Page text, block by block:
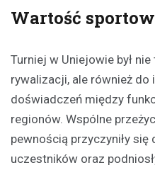
Wartość
Turniej w Uniejowie był
rywalizacji, ale również do
doświadczeń między
regionów. Wspólne
pewnością przyczyniły
uczestników oraz